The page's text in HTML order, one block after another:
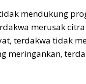
mendukung
merusak
terdakwa tidak
meringankan,